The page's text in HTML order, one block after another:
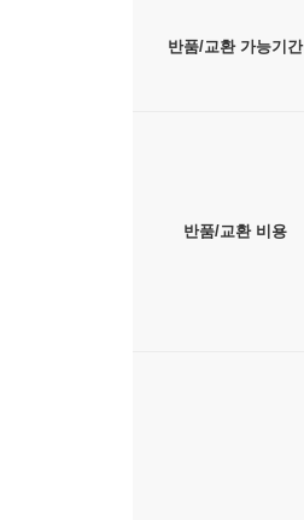
반품/교환 가능기간
반품/교환 비용